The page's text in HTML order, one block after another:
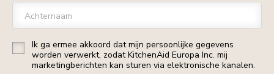
Achternaam
Ik ga ermee akkoord dat mijn persoonlijke gegevens
worden verwerkt, zodat KitchenAid Europa Inc. mij
marketingberichten kan sturen via elektronische kanalen.